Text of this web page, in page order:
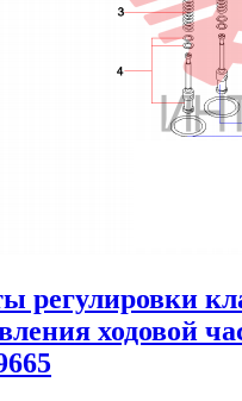
регулировки
ходовой